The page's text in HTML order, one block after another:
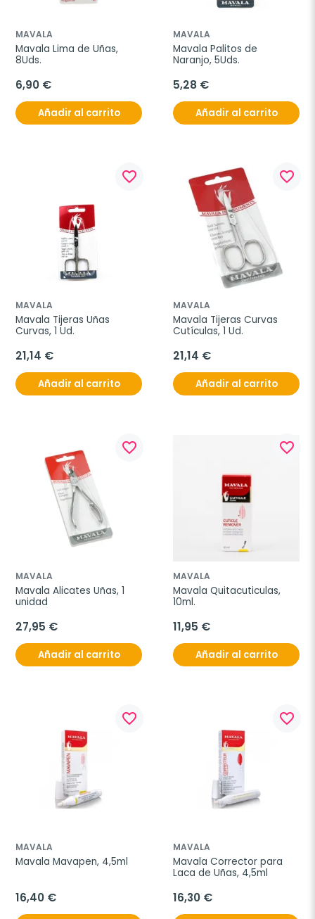
MAVALA
Mavala Lima de Uñas,
8Uds.
6,90 €
Añadir al carrito
MAVALA
Mavala Palitos de
Naranjo, 5Uds.
5,28 €
Añadir al carrito
favorite_border
MAVALA
Mavala Tijeras Uñas
Curvas, 1 Ud.
21,14 €
Añadir al carrito
favorite_border
MAVALA
Mavala Tijeras Curvas
Cutículas, 1 Ud.
21,14 €
Añadir al carrito
favorite_border
MAVALA
Mavala Alicates Uñas, 1
unidad
27,95 €
Añadir al carrito
favorite_border
MAVALA
Mavala Quitacuticulas,
10ml.
11,95 €
Añadir al carrito
favorite_border
MAVALA
Mavala Mavapen, 4,5ml
16,40 €
favorite_border
MAVALA
Mavala Corrector para
Laca de Uñas, 4,5ml
16,30 €